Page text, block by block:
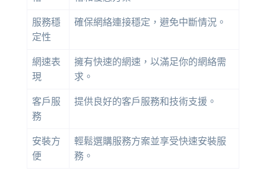
服務穩
定性
確保網絡連接穩定，避免中斷情況。
網速表
現
擁有快速的網速，以滿足你的網絡需
求。
客戶服
務
提供良好的客戶服務和技術支援。
安裝方
便
輕鬆選購服務方案並享受快速安裝服
務。